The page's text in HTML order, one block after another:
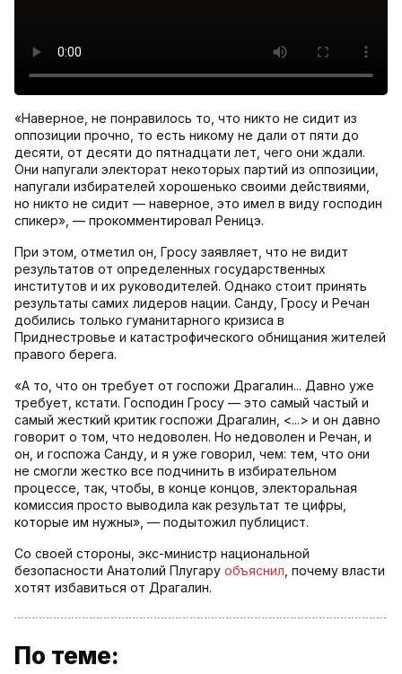
«Наверное, не понравилось то, что никто не сидит из
оппозиции прочно, то есть никому не дали от пяти до
десяти, от десяти до пятнадцати лет, чего они ждали.
Они напугали электорат некоторых партий из оппозиции,
напугали избирателей хорошенько своими действиями,
но никто не сидит — наверное, это имел в виду господин
спикер», — прокомментировал Реницэ.
При этом, отметил он, Гросу заявляет, что не видит
результатов от определенных государственных
институтов и их руководителей. Однако стоит принять
результаты самих лидеров нации. Санду, Гросу и Речан
добились только гуманитарного кризиса в
Приднестровье и катастрофического обнищания жителей
правого берега.
«А то, что он требует от госпожи Драгалин... Давно уже
требует, кстати. Господин Гросу — это самый частый и
самый жесткий критик госпожи Драгалин, <...> и он давно
говорит о том, что недоволен. Но недоволен и Речан, и
он, и госпожа Санду, и я уже говорил, чем: тем, что они
не смогли жестко все подчинить в избирательном
процессе, так, чтобы, в конце концов, электоральная
комиссия просто выводила как результат те цифры,
которые им нужны», — подытожил публицист.
Со своей стороны, экс-министр национальной
безопасности Анатолий Плугару объяснил , почему власти
хотят избавиться от Драгалин.
По теме: